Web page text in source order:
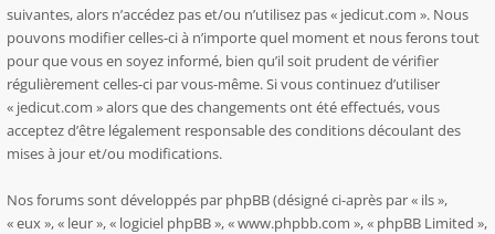
suivantes, alors n’accédez pas et/ou n’utilisez pas « jedicut.com ». Nous
pouvons modifier celles-ci à n’importe quel moment et nous ferons tout
pour que vous en soyez informé, bien qu’il soit prudent de vérifier
régulièrement celles-ci par vous-même. Si vous continuez d’utiliser
« jedicut.com » alors que des changements ont été effectués, vous
acceptez d’être légalement responsable des conditions découlant des
mises à jour et/ou modifications.
Nos forums sont développés par phpBB (désigné ci-après par « ils »,
« eux », « leur », « logiciel phpBB », « www.phpbb.com », « phpBB Limited »,